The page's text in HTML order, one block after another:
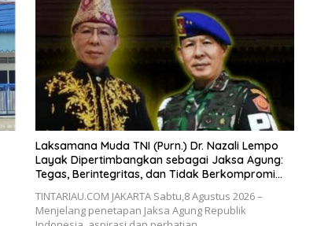
Laksamana Muda TNI (Purn.) Dr. Nazali Lempo
Layak Dipertimbangkan sebagai Jaksa Agung:
Tegas, Berintegritas, dan Tidak Berkompromi
TINTARIAU.COM JAKARTA Sabtu,8 Agustus 2026 –
Menjelang penetapan Jaksa Agung Republik